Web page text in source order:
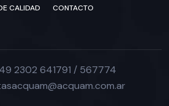
CALIDAD
CONTACTO
2302 641791 / 567774